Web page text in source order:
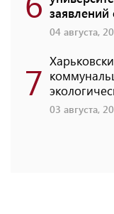
заявлений
04 августа,
7
03 августа,